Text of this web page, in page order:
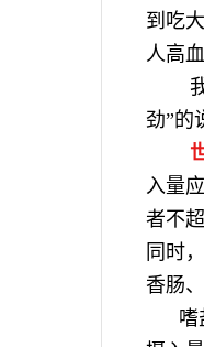
到吃
人高
我国
劲”的
入量
者不
同时
香肠
嗜盐